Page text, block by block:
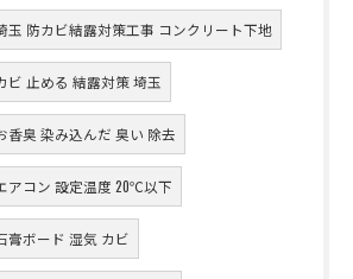
玉 防カビ結露対策工事 コンクリート下地
ビ 止める 結露対策 埼玉
香臭 染み込んだ 臭い 除去
アコン 設定温度 20℃以下
膏ボード 湿気 カビ